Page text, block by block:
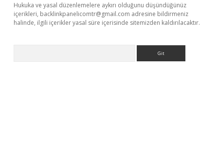
Hukuka ve yasal düzenlemelere aykırı olduğunu düşündüğünüz
içerikleri, backlinkpanelicomtr@gmail.com adresine bildirmeniz
halinde, ilgili içerikler yasal süre içerisinde sitemizden kaldırılacaktır.